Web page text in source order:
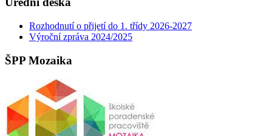
Rozhodnutí o přijetí do 1. třídy 2026-2027
Výroční zpráva 2024/2025
ŠPP Mozaika